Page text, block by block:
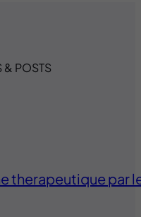
& POSTS
therapeutique par